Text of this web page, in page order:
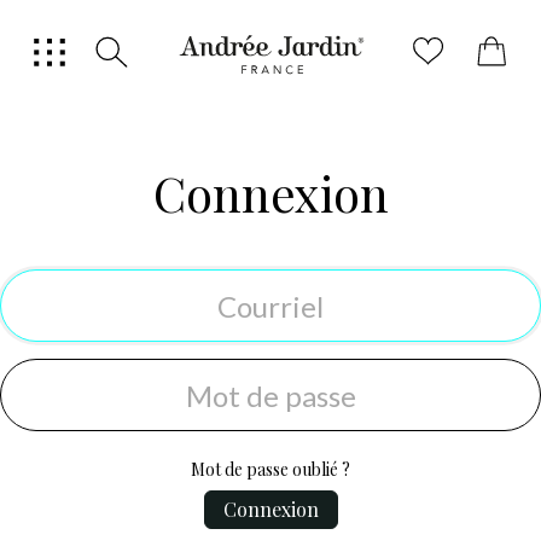
0
Connexion
Mot de passe oublié ?
Connexion